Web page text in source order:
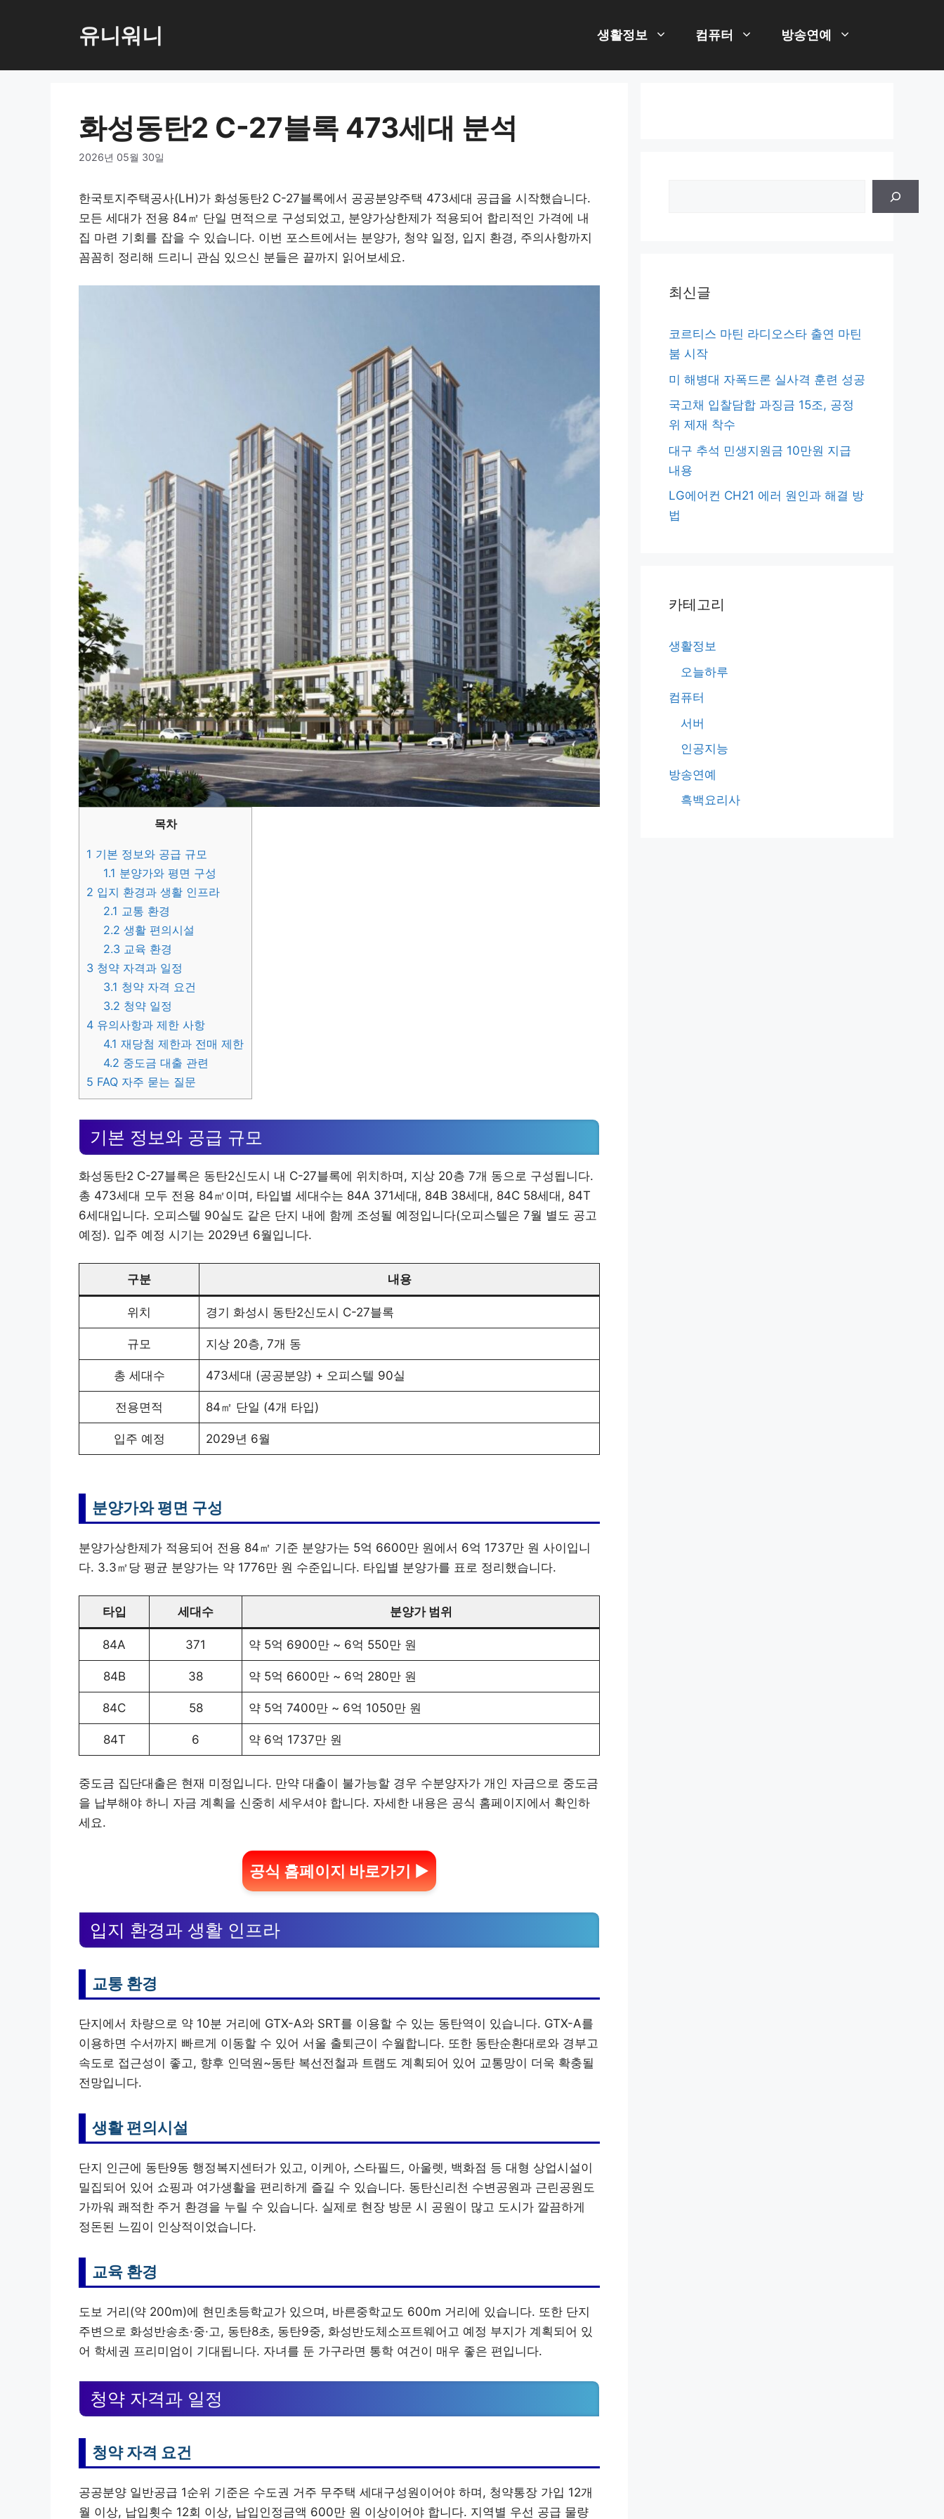
로
유니워니 생활정보 컴퓨터 방송연예
화성동탄2 C-27블록 473세대 분석
2026년 05월 30일
한국토지주택공사(LH)가 화성동탄2 C-27블록에서 공공분양주택 473세대 공급을 시작했습니다.
모든 세대가 전용 84㎡ 단일 면적으로 구성되었고, 분양가상한제가 적용되어 합리적인 가격에 내
집 마련 기회를 잡을 수 있습니다. 이번 포스트에서는 분양가, 청약 일정, 입지 환경, 주의사항까지
꼼꼼히 정리해 드리니 관심 있으신 분들은 끝까지 읽어보세요.
목차
1 기본 정보와 공급 규모
1.1 분양가와 평면 구성
2 입지 환경과 생활 인프라
2.1 교통 환경
2.2 생활 편의시설
2.3 교육 환경
3 청약 자격과 일정
3.1 청약 자격 요건
3.2 청약 일정
4 유의사항과 제한 사항
4.1 재당첨 제한과 전매 제한
4.2 중도금 대출 관련
5 FAQ 자주 묻는 질문
기본 정보와 공급 규모
화성동탄2 C-27블록은 동탄2신도시 내 C-27블록에 위치하며, 지상 20층 7개 동으로 구성됩니다.
총 473세대 모두 전용 84㎡이며, 타입별 세대수는 84A 371세대, 84B 38세대, 84C 58세대, 84T
6세대입니다. 오피스텔 90실도 같은 단지 내에 함께 조성될 예정입니다(오피스텔은 7월 별도 공고
예정). 입주 예정 시기는 2029년 6월입니다.
구분 내용
위치 경기 화성시 동탄2신도시 C-27블록
규모 지상 20층, 7개 동
총 세대수 473세대 (공공분양) + 오피스텔 90실
전용면적 84㎡ 단일 (4개 타입)
입주 예정 2029년 6월
분양가와 평면 구성
분양가상한제가 적용되어 전용 84㎡ 기준 분양가는 5억 6600만 원에서 6억 1737만 원 사이입니
다. 3.3㎡당 평균 분양가는 약 1776만 원 수준입니다. 타입별 분양가를 표로 정리했습니다.
타입 세대수 분양가 범위
84A 371 약 5억 6900만 ~ 6억 550만 원
84B 38 약 5억 6600만 ~ 6억 280만 원
84C 58 약 5억 7400만 ~ 6억 1050만 원
84T 6 약 6억 1737만 원
중도금 집단대출은 현재 미정입니다. 만약 대출이 불가능할 경우 수분양자가 개인 자금으로 중도금
을 납부해야 하니 자금 계획을 신중히 세우셔야 합니다. 자세한 내용은 공식 홈페이지에서 확인하
세요.
공식 홈페이지 바로가기 ▶
입지 환경과 생활 인프라
교통 환경
단지에서 차량으로 약 10분 거리에 GTX-A와 SRT를 이용할 수 있는 동탄역이 있습니다. GTX-A를
이용하면 수서까지 빠르게 이동할 수 있어 서울 출퇴근이 수월합니다. 또한 동탄순환대로와 경부고
속도로 접근성이 좋고, 향후 인덕원~동탄 복선전철과 트램도 계획되어 있어 교통망이 더욱 확충될
전망입니다.
생활 편의시설
단지 인근에 동탄9동 행정복지센터가 있고, 이케아, 스타필드, 아울렛, 백화점 등 대형 상업시설이
밀집되어 있어 쇼핑과 여가생활을 편리하게 즐길 수 있습니다. 동탄신리천 수변공원과 근린공원도
가까워 쾌적한 주거 환경을 누릴 수 있습니다. 실제로 현장 방문 시 공원이 많고 도시가 깔끔하게
정돈된 느낌이 인상적이었습니다.
교육 환경
도보 거리(약 200m)에 현민초등학교가 있으며, 바른중학교도 600m 거리에 있습니다. 또한 단지
주변으로 화성반송초·중·고, 동탄8초, 동탄9중, 화성반도체소프트웨어고 예정 부지가 계획되어 있
어 학세권 프리미엄이 기대됩니다. 자녀를 둔 가구라면 통학 여건이 매우 좋은 편입니다.
청약 자격과 일정
청약 자격 요건
공공분양 일반공급 1순위 기준은 수도권 거주 무주택 세대구성원이어야 하며, 청약통장 가입 12개
월 이상, 납입횟수 12회 이상, 납입인정금액 600만 원 이상이어야 합니다. 지역별 우선 공급 물량
최신글
코르티스 마틴 라디오스타 출연 마틴
붐 시작
미 해병대 자폭드론 실사격 훈련 성공
국고채 입찰담합 과징금 15조, 공정
위 제재 착수
대구 추석 민생지원금 10만원 지급
내용
LG에어컨 CH21 에러 원인과 해결 방
법
카테고리
생활정보
오늘하루
컴퓨터
서버
인공지능
방송연예
흑백요리사